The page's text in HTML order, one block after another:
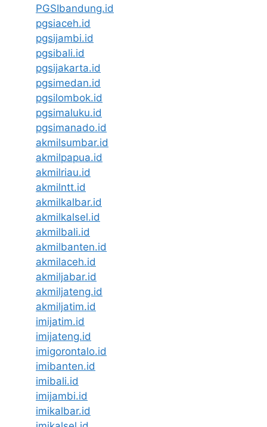
PGSIbandung.id
pgsiaceh.id
pgsijambi.id
pgsibali.id
pgsijakarta.id
pgsimedan.id
pgsilombok.id
pgsimaluku.id
pgsimanado.id
akmilsumbar.id
akmilpapua.id
akmilriau.id
akmilntt.id
akmilkalbar.id
akmilkalsel.id
akmilbali.id
akmilbanten.id
akmilaceh.id
akmiljabar.id
akmiljateng.id
akmiljatim.id
imijatim.id
imijateng.id
imigorontalo.id
imibanten.id
imibali.id
imijambi.id
imikalbar.id